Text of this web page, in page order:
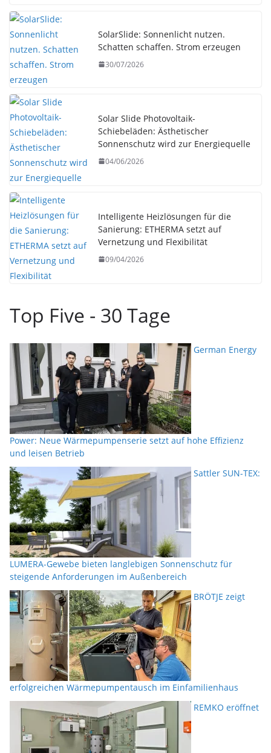
SolarSlide: Sonnenlicht nutzen.
Schatten schaffen. Strom erzeugen
30/07/2026
Solar Slide Photovoltaik-
Schiebeläden: Ästhetischer
Sonnenschutz wird zur Energiequelle
04/06/2026
Intelligente Heizlösungen für die
Sanierung: ETHERMA setzt auf
Vernetzung und Flexibilität
09/04/2026
Top Five - 30 Tage
German Energy
Power: Neue Wärmepumpenserie setzt auf hohe Effizienz
und leisen Betrieb
Sattler SUN-TEX:
LUMERA-Gewebe bieten langlebigen Sonnenschutz für
steigende Anforderungen im Außenbereich
BRÖTJE zeigt
erfolgreichen Wärmepumpentausch im Einfamilienhaus
REMKO eröffnet